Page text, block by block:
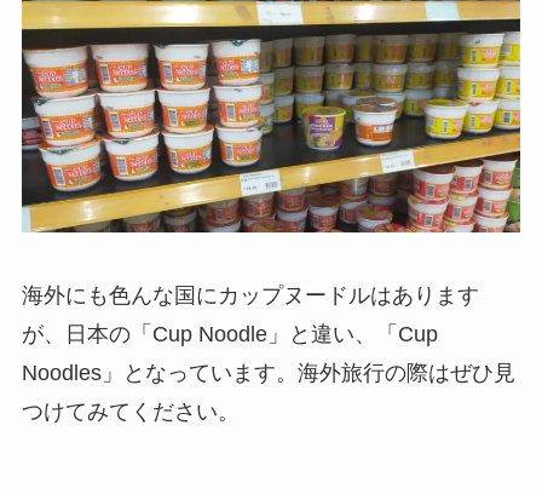
海外にも色んな国にカップヌードルはあります
が、日本の「Cup Noodle」と違い、
「Cup
Noodles」
となっています。海外旅行の際はぜひ見
つけてみてください。